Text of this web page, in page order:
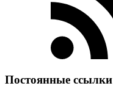
Постоянные ссылки